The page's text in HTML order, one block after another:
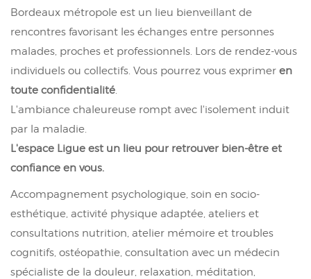
Bordeaux métropole est un lieu bienveillant de
rencontres favorisant les échanges entre personnes
malades, proches et professionnels. Lors de rendez-vous
individuels ou collectifs. Vous pourrez vous exprimer en
toute confidentialité.
L'ambiance chaleureuse rompt avec l'isolement induit
par la maladie.
L'espace Ligue est un lieu pour retrouver bien-être et
confiance en vous.
Accompagnement psychologique, soin en socio-
esthétique, activité physique adaptée, ateliers et
consultations nutrition, atelier mémoire et troubles
cognitifs, ostéopathie, consultation avec un médecin
spécialiste de la douleur, relaxation, méditation,